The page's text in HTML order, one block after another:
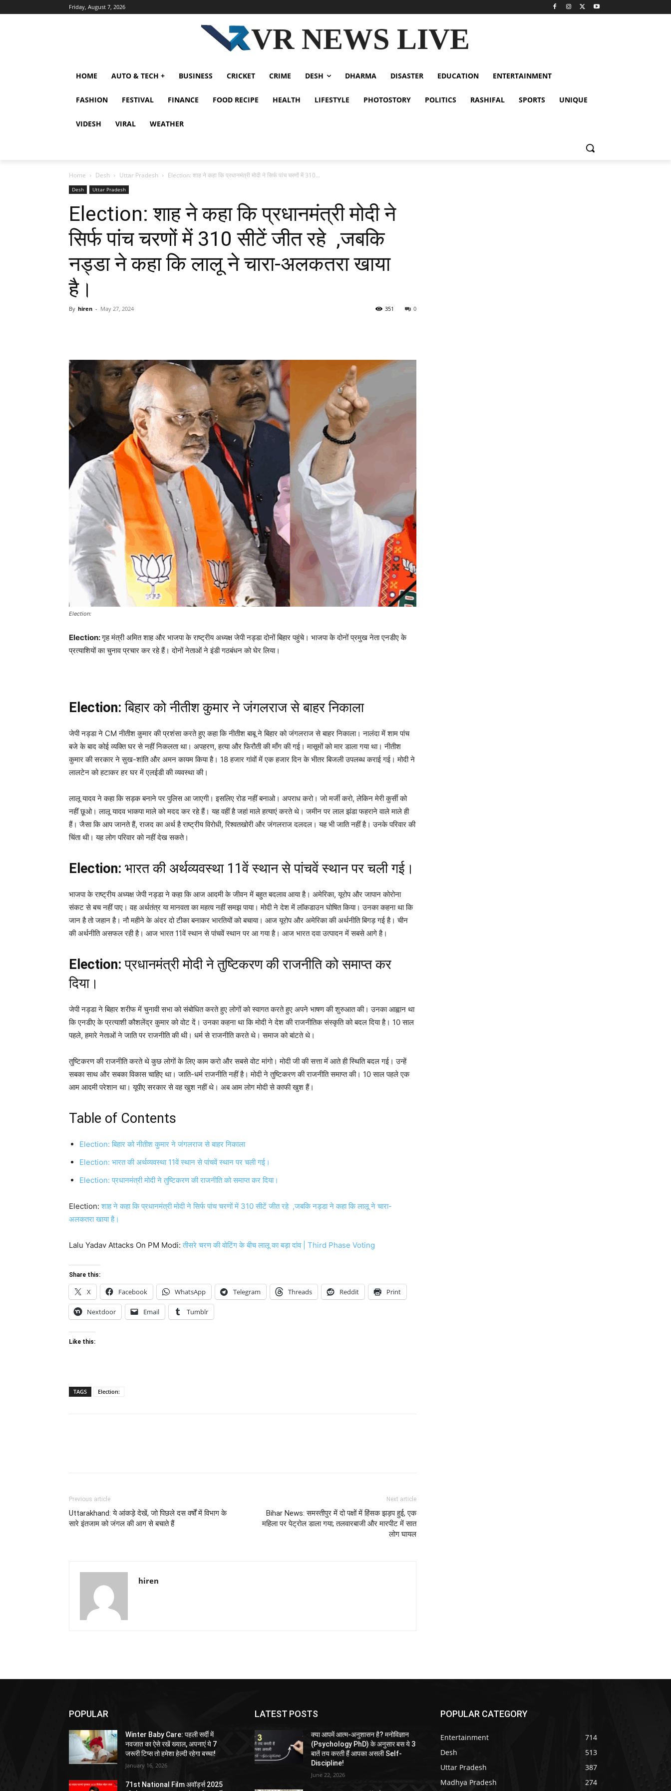
Friday, August 7, 2026
VR NEWS LIVE
HOME AUTO & TECH + BUSINESS CRICKET CRIME DESH DHARMA DISASTER EDUCATION ENTERTAINMENT
FASHION FESTIVAL FINANCE FOOD RECIPE HEALTH LIFESTYLE PHOTOSTORY POLITICS RASHIFAL SPORTS UNIQUE
VIDESH VIRAL WEATHER
Home Desh Uttar Pradesh Election: शाह ने कहा कि प्रधानमंत्री मोदी ने सिर्फ पांच चरणों में 310...
Desh Uttar Pradesh
Election: शाह ने कहा कि प्रधानमंत्री मोदी ने
सिर्फ पांच चरणों में 310 सीटें जीत रहे ,जबकि
नड्डा ने कहा कि लालू ने चारा-अलकतरा खाया
है।
By hiren - May 27, 2024 0
351
Election:
Election:गृह मंत्री अमित शाह और भाजपा के राष्ट्रीय अध्यक्ष जेपी नड्डा दोनों बिहार पहुंचे। भाजपा के दोनों प्रमुख नेता एनडीए के
प्रत्याशियों का चुनाव प्रचार कर रहे हैं। दोनों नेताओं ने इंडी गठबंधन को घेर लिया।
Election:बिहार को नीतीश कुमार ने जंगलराज से बाहर निकाला
जेपी नड्डा ने CM नीतीश कुमार की प्रशंसा करते हुए कहा कि नीतीश बाबू ने बिहार को जंगलराज से बाहर निकाला। नालंदा में शाम पांच
बजे के बाद कोई व्यक्ति घर से नहीं निकलता था। अपहरण, हत्या और फिरौती की माँग की गई। मासूमों को मार डाला गया था। नीतीश
कुमार की सरकार ने सुख-शांति और अमन कायम किया है। 18 हजार गांवों में एक हजार दिन के भीतर बिजली उपलब्ध कराई गई। मोदी ने
लालटेन को हटाकर हर घर में एलईडी की व्यवस्था की।
लालू यादव ने कहा कि सड़क बनाने पर पुलिस आ जाएगी। इसलिए रोड नहीं बनाओ। अपराध करो। जो मर्जी करो, लेकिन मेरी कुर्सी को
नहीं छूओ। लालू यादव भाकपा माले को मदद कर रहे हैं। यह वहीं है जहां माले हत्याएं करते थे। जमीन पर लाल झंडा फहराने वाले माले ही
हैं। जैसा कि आप जानते हैं, राजद का अर्थ है राष्ट्रीय विरोधी, रिश्वतखोरी और जंगलराज दलदल। यह भी जाति नहीं है। उनके परिवार की
चिंता थी। यह लोग परिवार को नहीं देख सकते।
Election: भारत की अर्थव्यवस्था 11वें स्थान से पांचवें स्थान पर चली गई।
भाजपा के राष्ट्रीय अध्यक्ष जेपी नड्डा ने कहा कि आज आदमी के जीवन में बहुत बदलाव आया है। अमेरिका, यूरोप और जापान कोरोना
संकट से बच नहीं पाए। वह अर्थतंत्र या मानवता का महत्व नहीं समझ पाया। मोदी ने देश में लॉकडाउन घोषित किया। उनका कहना था कि
जान है तो जहान है। नौ महीने के अंदर दो टीका बनाकर भारतियों को बचाया। आज यूरोप और अमेरिका की अर्थनीति बिगड़ गई है। चीन
की अर्थनीति असफल रही है। आज भारत 11वें स्थान से पांचवें स्थान पर आ गया है। आज भारत दवा उत्पादन में सबसे आगे है।
Election:प्रधानमंत्री मोदी ने तुष्टिकरण की राजनीति को समाप्त कर
दिया।
जेपी नड्डा ने बिहार शरीफ में चुनावी सभा को संबोधित करते हुए लोगों को स्वागत करते हुए अपने भाषण की शुरुआत की। उनका आह्वान था
कि एनडीए के प्रत्याशी कौशलेंद्र कुमार को वोट दें। उनका कहना था कि मोदी ने देश की राजनीतिक संस्कृति को बदल दिया है। 10 साल
पहले, हमारे नेताओं ने जाति पर राजनीति की थी। धर्म से राजनीति करते थे। समाज को बांटते थे।
तुष्टिकरण की राजनीति करते थे कुछ लोगों के लिए काम करो और सबसे वोट मांगो। मोदी जी की सत्ता में आते ही स्थिति बदल गई। उन्हें
सबका साथ और सबका विकास चाहिए था। जाति-धर्म राजनीति नहीं है। मोदी ने तुष्टिकरण की राजनीति समाप्त की। 10 साल पहले एक
आम आदमी परेशान था। यूपीए सरकार से वह खुश नहीं थे। अब आम लोग मोदी से काफी खुश हैं।
Table of Contents
Election: बिहार को नीतीश कुमार ने जंगलराज से बाहर निकाला
Election: भारत की अर्थव्यवस्था 11वें स्थान से पांचवें स्थान पर चली गई।
Election: प्रधानमंत्री मोदी ने तुष्टिकरण की राजनीति को समाप्त कर दिया।
Election:शाह ने कहा कि प्रधानमंत्री मोदी ने सिर्फ पांच चरणों में 310 सीटें जीत रहे ,जबकि नड्डा ने कहा कि लालू ने चारा-
अलकतरा खाया है।
Lalu Yadav Attacks On PM Modi:तीसरे चरण की वोटिंग के बीच लालू का बड़ा दांव | Third Phase Voting
Share this:
X Facebook WhatsApp Telegram Threads Reddit Print
Nextdoor Email Tumblr
Like this:
TAGS Election:
Previous article
Uttarakhand: ये आंकड़े देखें, जो पिछले दस वर्षों में विभाग के
सारे इंतजाम को जंगल की आग से बचाते हैं
Next article
Bihar News: समस्तीपुर में दो पक्षों में हिंसक झड़प हुई, एक
महिला पर पेट्रोल डाला गया; तलवारबाजी और मारपीट में सात
लोग घायल
hiren
POPULAR
Winter Baby Care: पहली सर्दी में
नवजात का ऐसे रखें ख्याल, अपनाएं ये 7
जरूरी टिप्स तो हमेशा हेल्दी रहेगा बच्चा!
January 16, 2026
71st National Film अवॉर्ड्स 2025
LATEST POSTS
क्या आपमें आत्म-अनुशासन है? मनोविज्ञान
(Psychology PhD) के अनुसार बस ये 3
बातें तय करती हैं आपका असली Self-
Discipline!
June 22, 2026
POPULAR CATEGORY
Entertainment
714
Desh
513
Uttar Pradesh
387
Madhya Pradesh
274